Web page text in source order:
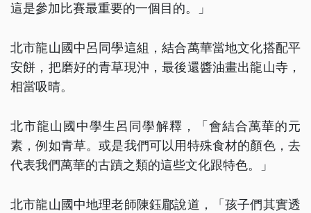
這是參加比賽最重要的一個目的。」
北市龍山國中呂同學這組，結合萬華當地文化搭配平
安餅，把磨好的青草現沖，最後還醬油畫出龍山寺，
相當吸晴。
北市龍山國中學生呂同學解釋，「會結合萬華的元
素，例如青草。或是我們可以用特殊食材的顏色，去
代表我們萬華的古蹟之類的這些文化跟特色。」
北市龍山國中地理老師陳鈺郿說道，「孩子們其實透